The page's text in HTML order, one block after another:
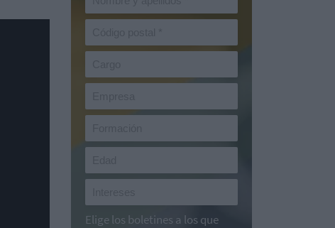
Elige los boletines a los que